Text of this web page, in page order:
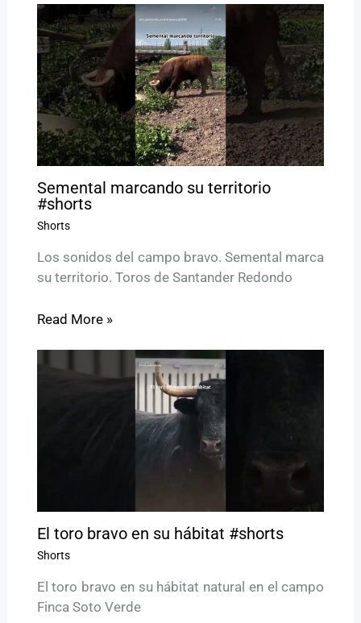
Semental marcando su territorio
#shorts
Shorts
Los sonidos del campo bravo. Semental marca
su territorio. Toros de Santander Redondo
Read More »
El toro bravo en su hábitat #shorts
Shorts
El toro bravo en su hábitat natural en el campo
Finca Soto Verde